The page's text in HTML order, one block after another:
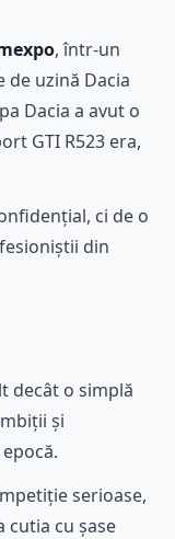
, într-un
uzină Dacia
Dacia a avut o
GTI R523 era,
ci de o
din
decât o simplă
și
serioase,
cutia cu șase